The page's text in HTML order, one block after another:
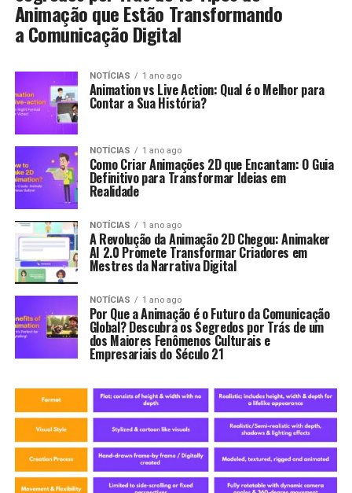
Animação que Estão Transformando
a Comunicação Digital
NOTÍCIAS 1 ano ago
Animation vs Live Action: Qual é o Melhor para
Contar a Sua História?
NOTÍCIAS 1 ano ago
Como Criar Animações 2D que Encantam: O Guia
Definitivo para Transformar Ideias em
Realidade
NOTÍCIAS 1 ano ago
A Revolução da Animação 2D Chegou: Animaker
AI 2.0 Promete Transformar Criadores em
Mestres da Narrativa Digital
NOTÍCIAS 1 ano ago
Por Que a Animação é o Futuro da Comunicação
Global? Descubra os Segredos por Trás de um
dos Maiores Fenômenos Culturais e
Empresariais do Século 21